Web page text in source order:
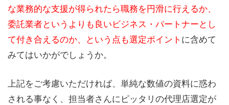
な業務的な支援が得られたら職務を円滑に行えるか、
委託業者というよりも良いビジネス・パートナーとし
て付き合えるのか、という点も選定ポイント に含めて
みてはいかがでしょうか。
上記をご考慮いただければ、単純な数値の資料に惑わ
される事なく、担当者さんにピッタリの代理店選定が